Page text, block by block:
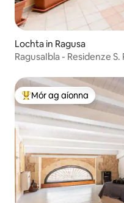
Lochta in Ragusa
RagusaIbla - Residenze
An-mhór ag aíonna
Mór ag aíonna